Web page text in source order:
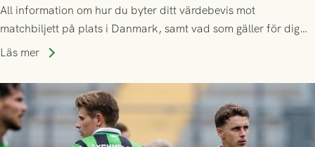
All information om hur du byter ditt värdebevis mot
matchbiljett på plats i Danmark, samt vad som gäller för dig
som står på reservlista eller fått förhinder.
Läs mer